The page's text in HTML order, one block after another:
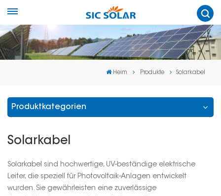
Heim Produkte Solarkabel
Produktkategorien
Solarkabel
Solarkabel sind hochwertige, UV-beständige elektrische
Leiter, die speziell für Photovoltaik-Anlagen entwickelt
wurden. Sie gewährleisten eine zuverlässige